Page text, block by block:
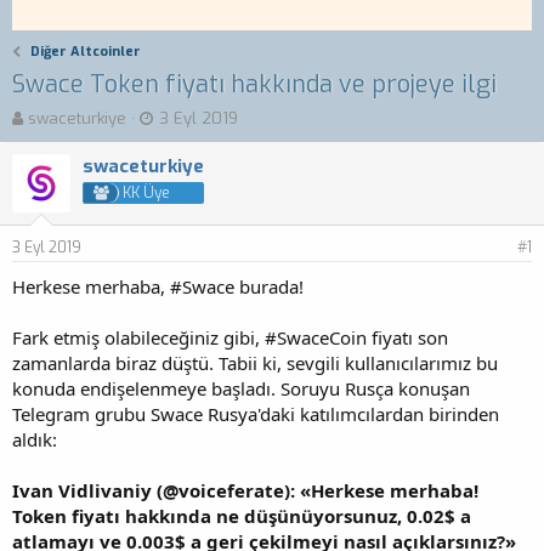
Diğer Altcoinler
Swace Token fiyatı hakkında ve projeye ilgi
K
o
b
u
y
u
a
l
a
a
n
swaceturkiye
B
a
ş
l
a
n
ç
a
r
h
i
3 Eyl 2019
swaceturkiye
KK Üye
3 Eyl 2019 #1
Herkese merhaba, #Swace burada!
Fark etmiş olabileceğiniz gibi, #SwaceCoin fiyatı son
zamanlarda biraz düştü. Tabii ki, sevgili kullanıcılarımız bu
konuda endişelenmeye başladı. Soruyu Rusça konuşan
Telegram grubu Swace Rusya'daki katılımcılardan birinden
aldık:
Ivan Vidlivaniy (@voiceferate): «Herkese merhaba!
Token fiyatı hakkında ne düşünüyorsunuz, 0.02$ a
atlamayı ve 0.003$ a geri çekilmeyi nasıl açıklarsınız?»